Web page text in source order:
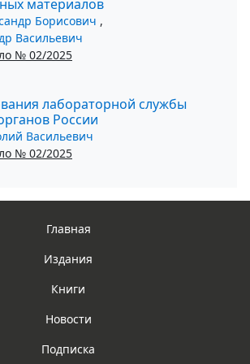
материалов
Борисович ,
Васильевич
№ 02/2025
лабораторной службы
России
Васильевич
№ 02/2025
Главная
Издания
Книги
Новости
Подписка